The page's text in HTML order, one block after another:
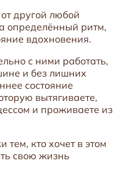
другой любой
определённый ритм,
вдохновения.
с ними работать,
и без лишних
состояние
вытягиваете,
и проживаете из
тем, кто хочет в этом
свою жизнь